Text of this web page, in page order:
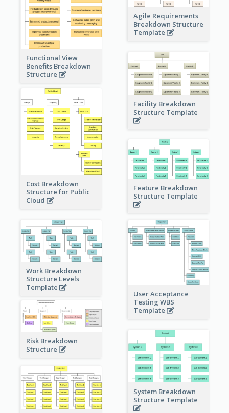
Functional View
Benefits Breakdown
Structure
Agile Requirements
Breakdown Structure
Template
Facility Breakdown
Structure Template
Cost Breakdown
Structure for Public
Cloud
Feature Breakdown
Structure Template
Work Breakdown
Structure Levels
Template
User Acceptance
Testing WBS
Template
Risk Breakdown
Structure
System Breakdown
Structure Template